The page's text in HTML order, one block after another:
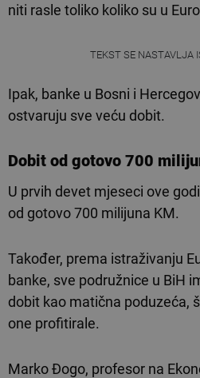
niti rasle toliko koliko su u
TEKST SE NASTAVLJA
Ipak, banke u Bosni i
ostvaruju sve veću dobit.
Dobit od gotovo 700
U prvih devet mjeseci ove
od gotovo 700 milijuna KM.
Također, prema istraživanju
banke, sve podružnice u BiH
dobit kao matična poduzeća,
one profitirale.
Marko Đogo, profesor na